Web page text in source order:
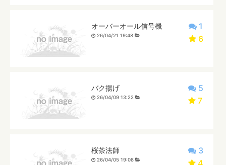
1
6
オーバーオール信号機
26/04/21 19:48
5
7
バク揚げ
26/04/09 13:22
3
4
桜茶法師
26/04/05 19:08